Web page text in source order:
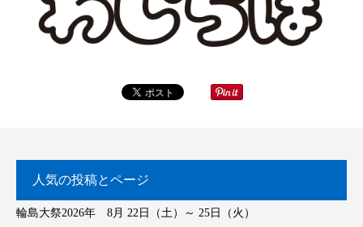
人気の投稿とページ
輪島大祭2026年 8月 22日（土）～ 25日（火）